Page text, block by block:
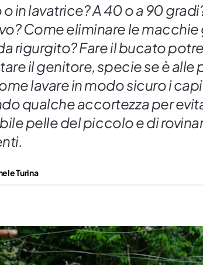
o in lavatrice? A 40 o a 90
Come eliminare le macchie
rigurgito? Fare il bucato
il genitore, specie se è alle
lavare in modo sicuro i
qualche accortezza per
pelle del piccolo e di
Turina